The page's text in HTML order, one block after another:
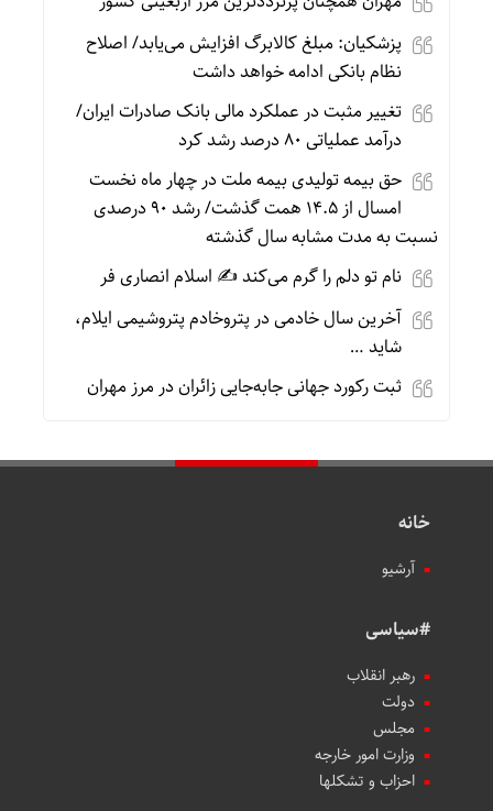
پزشکیان: مبلغ کالابرگ افزایش می‌یابد/ اصلاح
نظام بانکی ادامه خواهد داشت
تغییر مثبت در عملکرد مالی بانک صادرات ایران/
درآمد عملیاتی ۸۰ درصد رشد کرد
حق بیمه تولیدی بیمه ملت در چهار ماه نخست
امسال از ۱۴.۵ همت گذشت/ رشد ۹۰ درصدی
نسبت به مدت مشابه سال گذشته
نام تو دلم را گرم می‌کند ✍️ اسلام انصاری فر
آخرین سال خادمی در پتروخادم پتروشیمی ایلام،
شاید …
ثبت رکورد جهانی جابه‌جایی زائران در مرز مهران
خانه
آرشیو
#سیاسی
رهبر انقلاب
دولت
مجلس
وزارت امور خارجه
احزاب و تشکلها